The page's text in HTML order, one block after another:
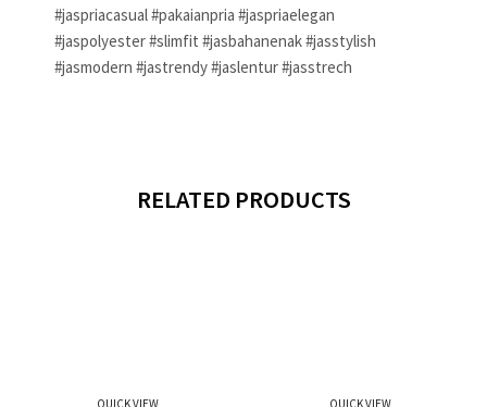
#jaspriacasual #pakaianpria #jaspriaelegan
#jaspolyester #slimfit #jasbahanenak #jasstylish
#jasmodern #jastrendy #jaslentur #jasstrech
RELATED PRODUCTS
QUICK VIEW QUICK VIEW